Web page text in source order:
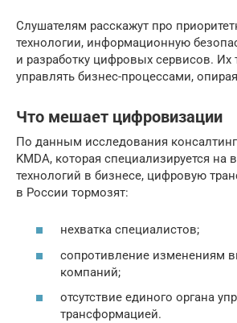
Слушателям расскажут про
технологии, информационную
и разработку цифровых сервисов. Их
управлять бизнес-процессами,
Что мешает цифровизации
По данным исследования
KMDA, которая специализируется на
технологий в бизнесе, цифровую
в России тормозят:
нехватка специалистов;
сопротивление изменениям
компаний;
отсутствие единого органа
трансформацией.